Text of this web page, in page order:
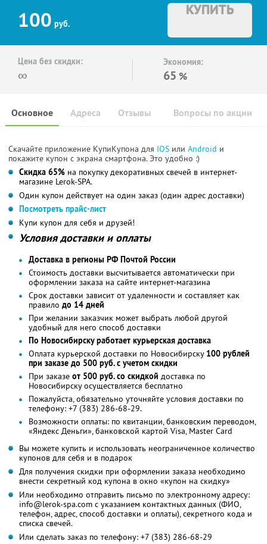
100 руб.
КУПИТЬ
Цена без скидки:
∞
Экономия:
65 %
Основное Отзывы Вопросы по акции
Адреса
Скачайте приложение КупиКупона для IOS или Android и
покажите купон с экрана смартфона. Это удобно :)
Скидка 65% на покупку декоративных свечей в интернет-
магазине Lerok-SPA.
Один купон действует на один заказ (один адрес доставки)
Посмотреть прайс-лист
Купи купон для себя и друзей!
Условия доставки и оплаты
Доставка в регионы РФ Почтой России
Стоимость доставки высчитывается автоматически при
оформлении заказа на сайте интернет-магазина
Срок доставки зависит от удаленности и составляет как
правило до 14 дней
При желании заказчик может выбрать любой другой
удобный для него способ доставки
По Новосибирску работает курьерская доставка
Оплата курьерской доставки по Новосибирску 100 рублей
при заказе до 500 руб. с учетом скидки
При заказе от 500 руб. со скидкой доставка по
Новосибирску осуществляется бесплатно
Пожалуйста, обязательно уточняйте условия доставки по
телефону: +7 (383) 286-68-29.
Возможности оплаты: по квитанции, банковским переводом,
«Яндекс Деньги», банковской картой Visa, Master Card
Вы можете купить и использовать неограниченное количество
купонов для себя и в подарок
Для получения скидки при оформлении заказа необходимо
внести секретный код купона в окно «купон на скидку»
Или необходимо отправить письмо по электронному адресу:
info@lerok-spa.com с указанием контактных данных (ФИО,
телефон, адрес, способ доставки и оплаты), секретного кода и
списка свечей.
Или сделать заказ по телефону: +7 (383) 286-68-29